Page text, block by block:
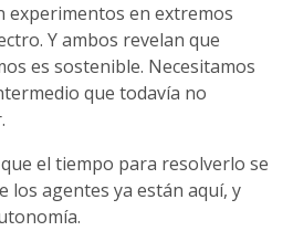
experimentos en extremos
Y ambos revelan que
es sostenible. Necesitamos
que todavía no
el tiempo para resolverlo se
los agentes ya están aquí, y